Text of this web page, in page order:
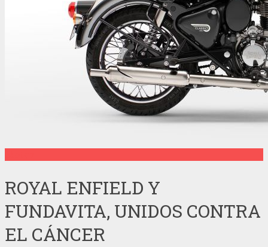
ROYAL ENFIELD Y
FUNDAVITA, UNIDOS CONTRA
EL CÁNCER